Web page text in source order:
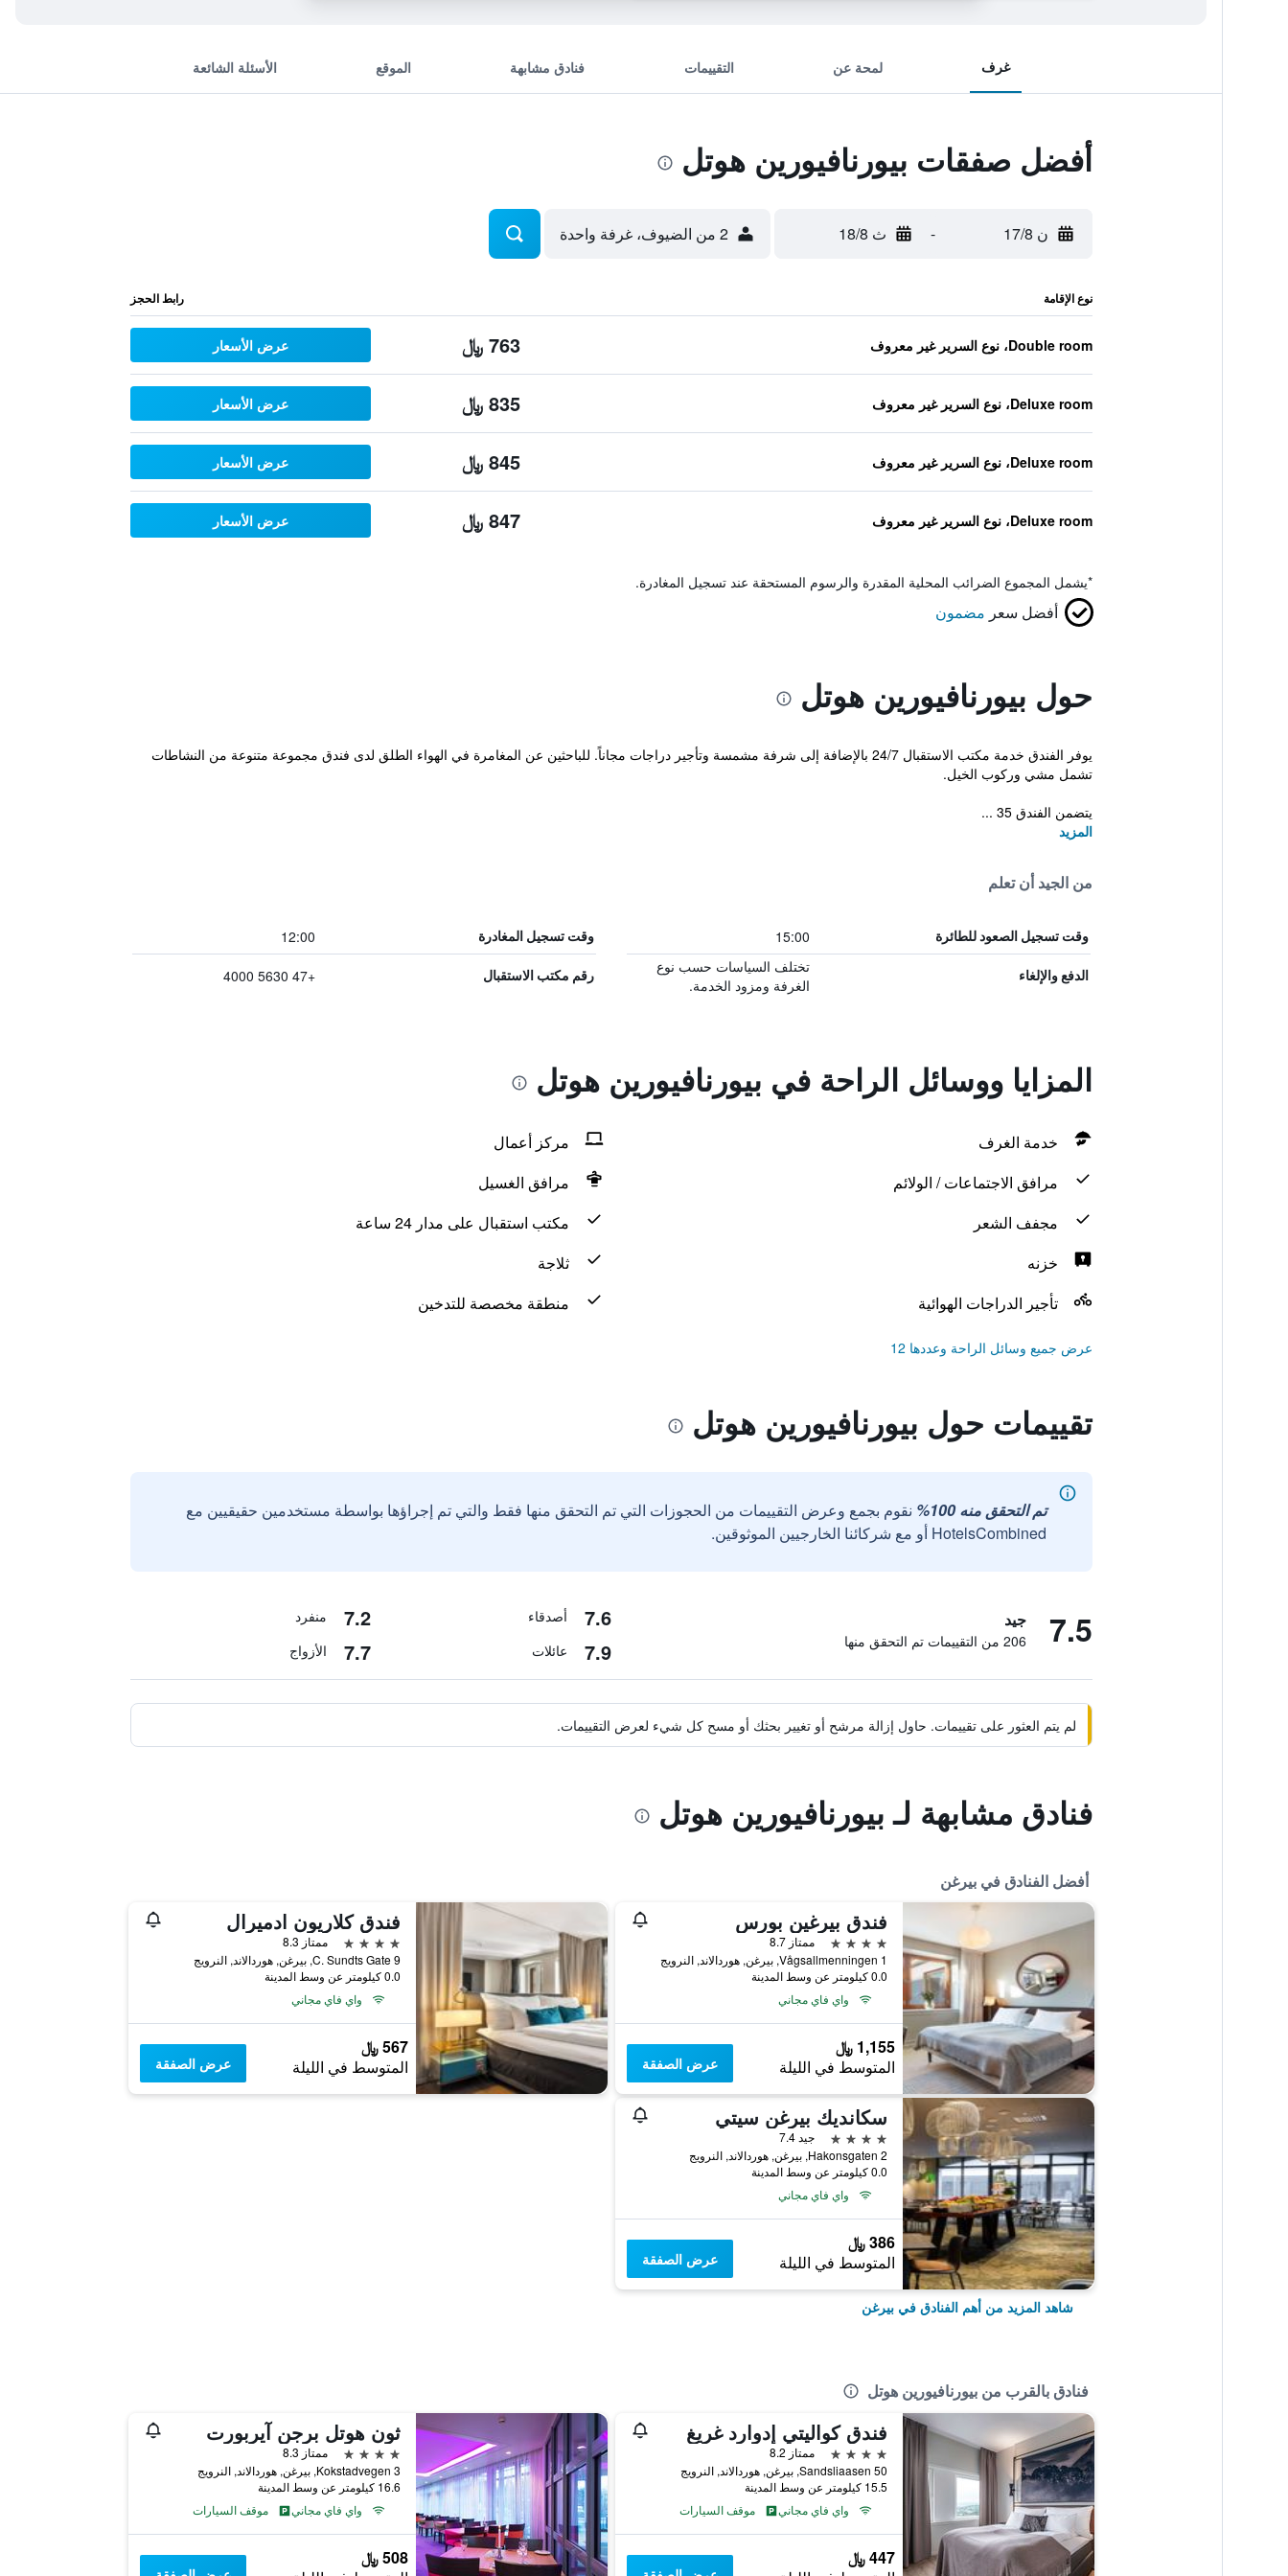
غرف لمحة عن التقييمات فنادق مشابهة الموقع الأسئلة الشائعة
أفضل صفقات بيورنافيورين هوتل
ن 17/8 - ث 18/8 2 من الضيوف، غرفة واحدة
نوع الإقامة رابط الحجز
Double room، نوع السرير غير معروف 763 ﷼ عرض الأسعار
Deluxe room، نوع السرير غير معروف 835 ﷼ عرض الأسعار
Deluxe room، نوع السرير غير معروف 845 ﷼ عرض الأسعار
Deluxe room، نوع السرير غير معروف 847 ﷼ عرض الأسعار
*يشمل المجموع الضرائب المحلية المقدرة والرسوم المستحقة عند تسجيل المغادرة.
أفضل سعر مضمون
حول بيورنافيورين هوتل
يوفر الفندق خدمة مكتب الاستقبال 24/7 بالإضافة إلى شرفة مشمسة وتأجير دراجات مجاناً. للباحثين عن المغامرة في الهواء الطلق لدى فندق مجموعة متنوعة من النشاطات
تشمل مشي وركوب الخيل.
يتضمن الفندق 35 ...
المزيد
من الجيد أن تعلم
وقت تسجيل الصعود للطائرة 15:00 وقت تسجيل المغادرة 12:00
الدفع والإلغاء
تختلف السياسات حسب نوع
الغرفة ومزود الخدمة.
رقم مكتب الاستقبال +47 5630 4000
المزايا ووسائل الراحة في بيورنافيورين هوتل
خدمة الغرف
مركز أعمال
مرافق الاجتماعات / الولائم
مرافق الغسيل
مجفف الشعر
مكتب استقبال على مدار 24 ساعة
خزنه
ثلاجة
تأجير الدراجات الهوائية
منطقة مخصصة للتدخين
عرض جميع وسائل الراحة وعددها 12
تقييمات حول بيورنافيورين هوتل
تم التحقق منه 100%
نقوم بجمع وعرض التقييمات من الحجوزات التي تم التحقق منها فقط والتي تم إجراؤها بواسطة مستخدمين حقيقيين مع
HotelsCombined أو مع شركائنا الخارجيين الموثوقين.
7.5 جيد
206 من التقييمات تم التحقق منها
7.6 أصدقاء 7.2 منفرد
7.9 عائلات 7.7 الأزواج
لم يتم العثور على تقييمات. حاول إزالة مرشح أو تغيير بحثك أو مسح كل شيء لعرض التقييمات.
فنادق مشابهة لـ بيورنافيورين هوتل
أفضل الفنادق في بيرغن
فندق بيرغين بورس
4 نجوم
ممتاز 8.7
Vågsallmenningen 1, بيرغن, هوردالاند, النرويج
0.0 كيلومتر عن وسط المدينة
واي فاي مجاني
1,155 ﷼
المتوسط في الليلة عرض الصفقة
فندق كلاريون ادميرال
4 نجوم
ممتاز 8.3
C. Sundts Gate 9, بيرغن, هوردالاند, النرويج
0.0 كيلومتر عن وسط المدينة
واي فاي مجاني
567 ﷼
المتوسط في الليلة عرض الصفقة
سكانديك بيرغن سيتي
4 نجوم
جيد 7.4
Hakonsgaten 2, بيرغن, هوردالاند, النرويج
0.0 كيلومتر عن وسط المدينة
واي فاي مجاني
386 ﷼
المتوسط في الليلة عرض الصفقة
شاهد المزيد من أهم الفنادق في بيرغن
فنادق بالقرب من بيورنافيورين هوتل
فندق كواليتي إدوارد غريغ
4 نجوم
ممتاز 8.2
Sandsliaasen 50, بيرغن, هوردالاند, النرويج
15.5 كيلومتر عن وسط المدينة
واي فاي مجاني
موقف السيارات
447 ﷼
ثون هوتل برجن آيربورت
4 نجوم
ممتاز 8.3
Kokstadvegen 3, بيرغن, هوردالاند, النرويج
16.6 كيلومتر عن وسط المدينة
واي فاي مجاني
موقف السيارات
508 ﷼